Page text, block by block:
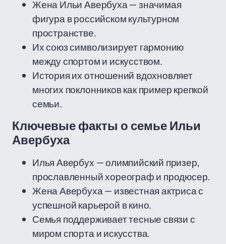
Жена Ильи Авербуха — значимая
фигура в российском культурном
пространстве.
Их союз символизирует гармонию
между спортом и искусством.
История их отношений вдохновляет
многих поклонников как пример крепкой
семьи.
Ключевые факты о семье Ильи
Авербуха
Илья Авербух — олимпийский призер,
прославленный хореограф и продюсер.
Жена Авербуха — известная актриса с
успешной карьерой в кино.
Семья поддерживает тесные связи с
миром спорта и искусства.